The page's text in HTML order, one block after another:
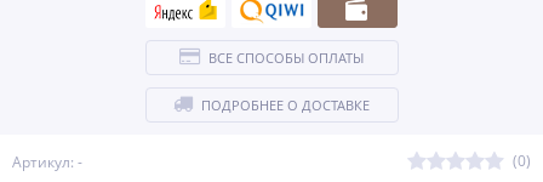
Артикул: -
(0)
ВСЕ СПОСОБЫ ОПЛАТЫ
ПОДРОБНЕЕ О ДОСТАВКЕ